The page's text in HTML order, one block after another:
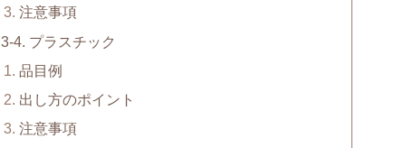
注意事項
3-4. プラスチック
品目例
出し方のポイント
注意事項